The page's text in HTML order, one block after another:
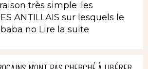
très simple :les
ANTILLAIS sur lesquels le
no Lire la suite